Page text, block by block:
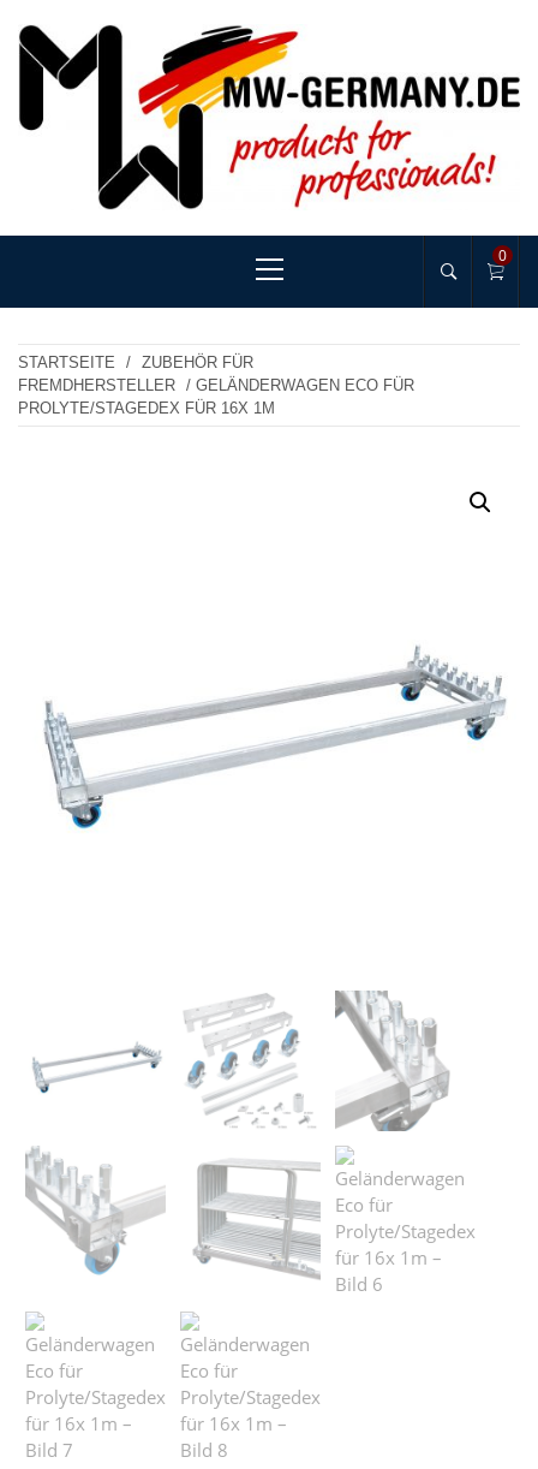
content
MW-GERMANY
products for professionals!
Menu
0
STARTSEITE / ZUBEHÖR FÜR
FREMDHERSTELLER / GELÄNDERWAGEN ECO FÜR
PROLYTE/STAGEDEX FÜR 16X 1M